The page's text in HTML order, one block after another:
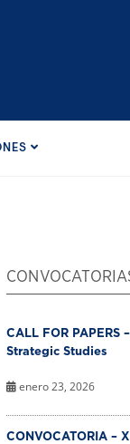
CALL FOR PAPERS
Strategic Studies
enero 23, 2026
CONVOCATORIA –